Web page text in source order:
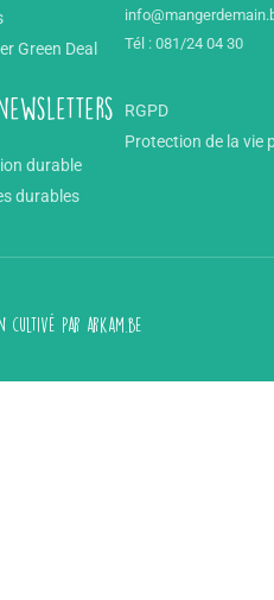
Green Deal
durable
durables
Tél : 081/24 04 30
RGPD
Protection de la vie
cultivé par arkam.be